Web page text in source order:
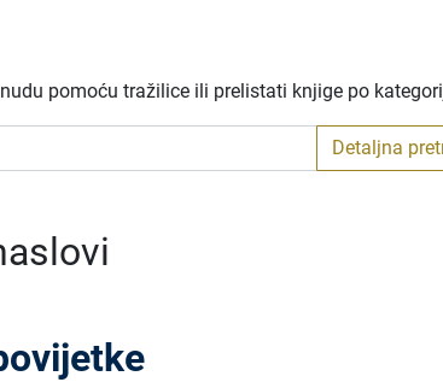
pomoću tražilice ili prelistati knjige po
Detaljna